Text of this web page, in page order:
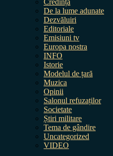
Credință
De la lume adunate
Dezvăluiri
Editoriale
Emisiuni tv
Europa nostra
INFO
Istorie
Modelul de țară
Muzica
Opinii
Salonul refuzaților
Societate
Știri militare
Tema de gândire
Uncategorized
VIDEO